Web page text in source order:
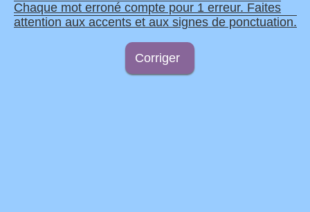
Chaque mot erroné compte pour 1 erreur. Faites
attention aux accents et aux signes de ponctuation.